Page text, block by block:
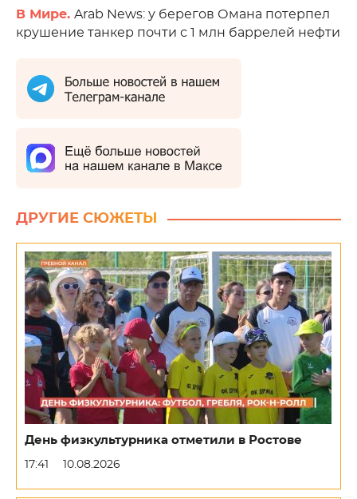
В Мире. Arab News: у берегов Омана потерпел
крушение танкер почти с 1 млн баррелей нефти
ДРУГИЕ СЮЖЕТЫ
День физкультурника отметили в Ростове
17:41 10.08.2026